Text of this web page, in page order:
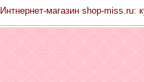
Интнернет-магазин shop-